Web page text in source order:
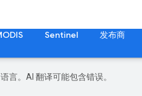
Sentinel 发布商
言。AI 翻译可能包含错误。